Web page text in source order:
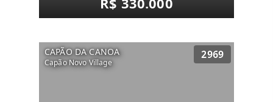
CAPÃO DA CANOA
Capão Novo Village
2969